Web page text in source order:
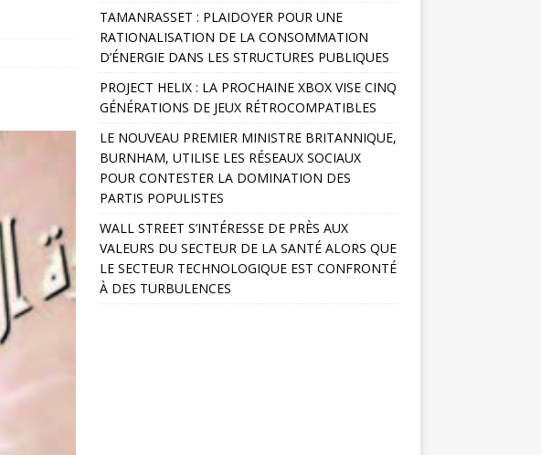
TAMANRASSET : PLAIDOYER POUR UNE
RATIONALISATION DE LA CONSOMMATION
D’ÉNERGIE DANS LES STRUCTURES PUBLIQUES
PROJECT HELIX : LA PROCHAINE XBOX VISE CINQ
GÉNÉRATIONS DE JEUX RÉTROCOMPATIBLES
LE NOUVEAU PREMIER MINISTRE BRITANNIQUE,
BURNHAM, UTILISE LES RÉSEAUX SOCIAUX
POUR CONTESTER LA DOMINATION DES
PARTIS POPULISTES
WALL STREET S’INTÉRESSE DE PRÈS AUX
VALEURS DU SECTEUR DE LA SANTÉ ALORS QUE
LE SECTEUR TECHNOLOGIQUE EST CONFRONTÉ
À DES TURBULENCES